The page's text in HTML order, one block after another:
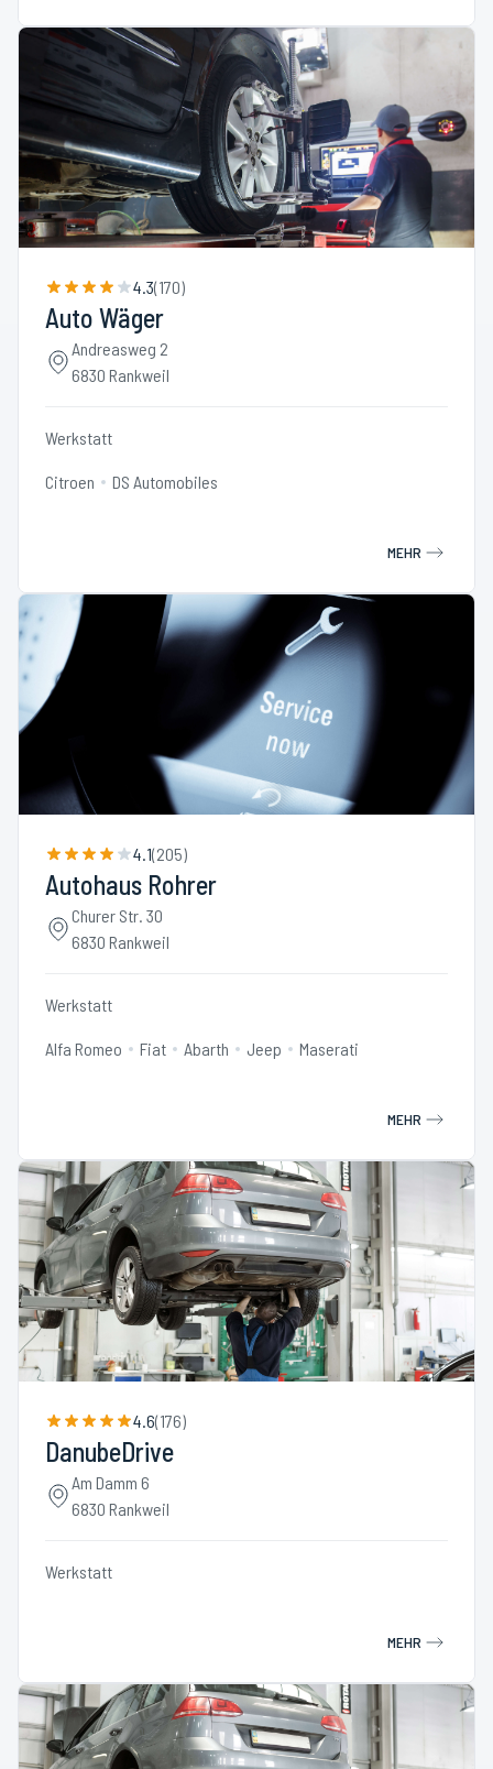
4.3(170)
Auto Wäger
Andreasweg 2
6830 Rankweil
Werkstatt
Citroen DS Automobiles
MEHR
4.1(205)
Autohaus Rohrer
Churer Str. 30
6830 Rankweil
Werkstatt
Alfa Romeo Fiat Abarth Jeep Maserati
MEHR
4.6(176)
DanubeDrive
Am Damm 6
6830 Rankweil
Werkstatt
MEHR